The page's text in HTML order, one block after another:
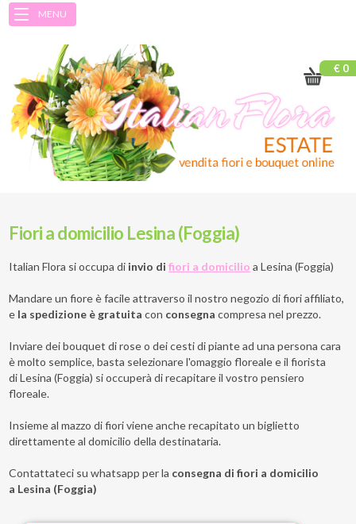
MENU
€ 0
Fiori a domicilio Lesina (Foggia)
Italian Flora si occupa di invio difiori a domicilio a Lesina (Foggia)
Mandare un fiore è facile attraverso il nostro negozio di fiori affiliato,
e la spedizione è gratuita con consegna compresa nel prezzo.
Inviare dei bouquet di rose o dei cesti di piante ad una persona cara
è molto semplice, basta selezionare l'omaggio floreale e il fiorista
di Lesina (Foggia) si occuperà di recapitare il vostro pensiero
floreale.
Insieme al mazzo di fiori viene anche recapitato un biglietto
direttamente al domicilio della destinataria.
Contattateci su whatsapp per la consegna di fiori a domicilio
a Lesina (Foggia)